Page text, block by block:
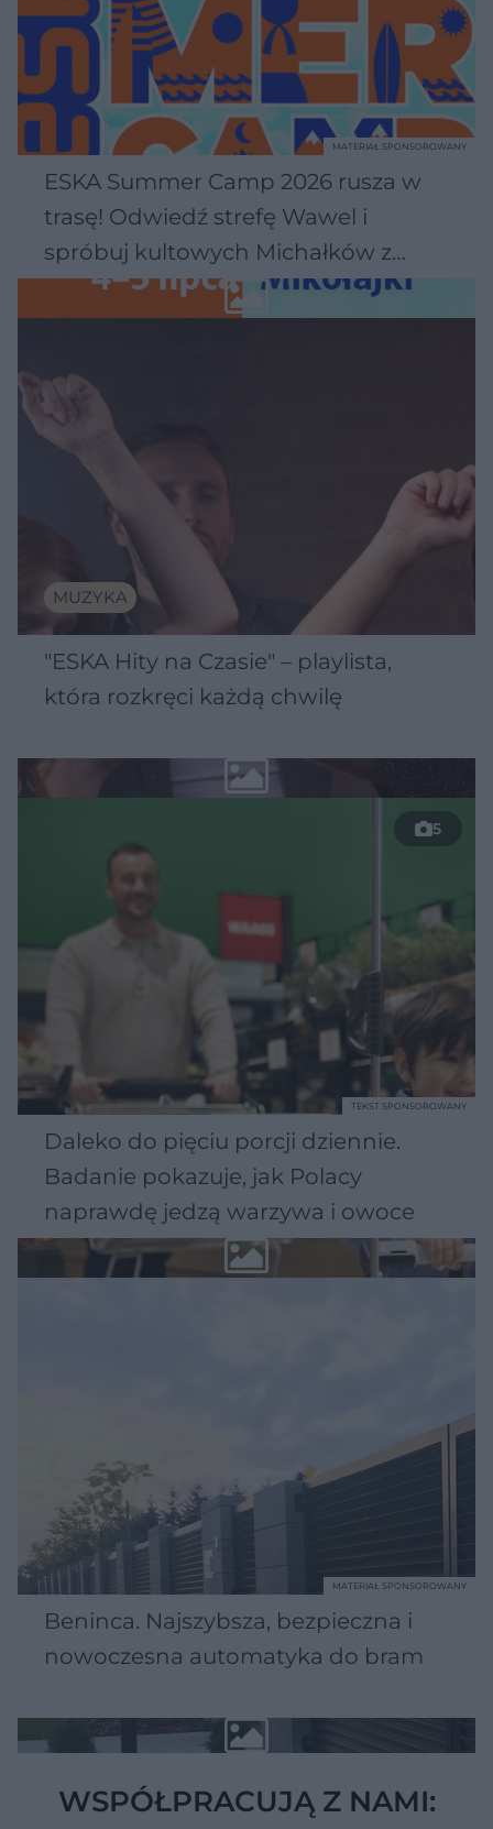
ESKA Summer Camp 2026 rusza w
trasę! Odwiedź strefę Wawel i
spróbuj kultowych Michałków z
Wawelu
MATERIAŁ SPONSOROWANY
MUZYKA
"ESKA Hity na Czasie" – playlista,
która rozkręci każdą chwilę
5
Daleko do pięciu porcji dziennie.
Badanie pokazuje, jak Polacy
naprawdę jedzą warzywa i owoce
TEKST SPONSOROWANY
Beninca. Najszybsza, bezpieczna i
nowoczesna automatyka do bram
MATERIAŁ SPONSOROWANY
WSPÓŁPRACUJĄ Z NAMI: